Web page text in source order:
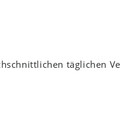
täglichen